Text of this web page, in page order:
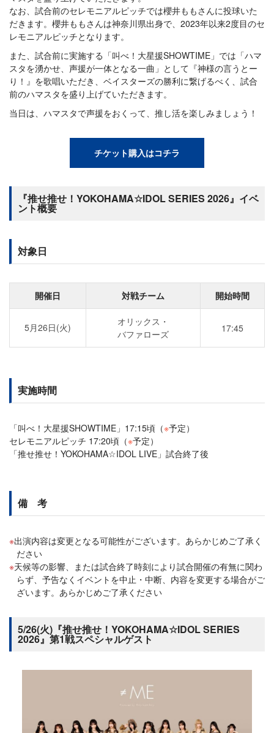
なお、試合前のセレモニアルピッチでは櫻井ももさんに投球いた
だきます。櫻井ももさんは神奈川県出身で、2023年以来2度目のセ
レモニアルピッチとなります。
また、試合前に実施する「叫べ！大星援SHOWTIME」では「ハマ
スタを湧かせ、声援が一体となる一曲」として『神様の言うとー
り！』を歌唱いただき、ベイスターズの勝利に繋げるべく、試合
前のハマスタを盛り上げていただきます。
当日は、ハマスタで声援をおくって、推し活を楽しみましょう！
チケット購入はコチラ
『推せ推せ！YOKOHAMA☆IDOL SERIES 2026』イベ
ント概要
対象日
開催日 対戦チーム 開始時間
5月26日(火)
オリックス・
バファローズ
17:45
実施時間
「叫べ！大星援SHOWTIME」17:15頃（※予定）
セレモニアルピッチ 17:20頃（※予定）
「推せ推せ！YOKOHAMA☆IDOL LIVE」試合終了後
備 考
出演内容は変更となる可能性がございます。あらかじめご了承く
ださい
天候等の影響、または試合終了時刻により試合開催の有無に関わ
らず、予告なくイベントを中止・中断、内容を変更する場合がご
ざいます。あらかじめご了承ください
5/26(火)『推せ推せ！YOKOHAMA☆IDOL SERIES
2026』第1戦スペシャルゲスト